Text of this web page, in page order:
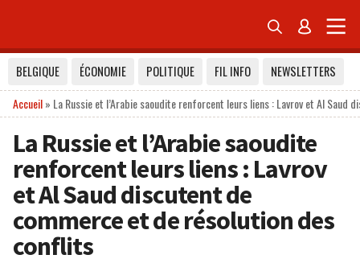
 
BELGIQUE ÉCONOMIE POLITIQUE FIL INFO
NEWSLETTERS
Accueil» La Russie et l’Arabie saoudite renforcent leurs liens : Lavrov et Al
La Russie et l’Arabie saoudite
renforcent leurs liens : Lavrov
et Al Saud discutent de
commerce et de résolution des
conflits